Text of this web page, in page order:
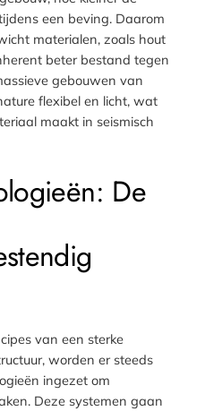
een beving. Daarom
materialen, zoals hout
beter bestand tegen
gebouwen van
flexibel en licht, wat
maakt in seismisch
De
van een sterke
worden er steeds
ingezet om
Deze systemen gaan